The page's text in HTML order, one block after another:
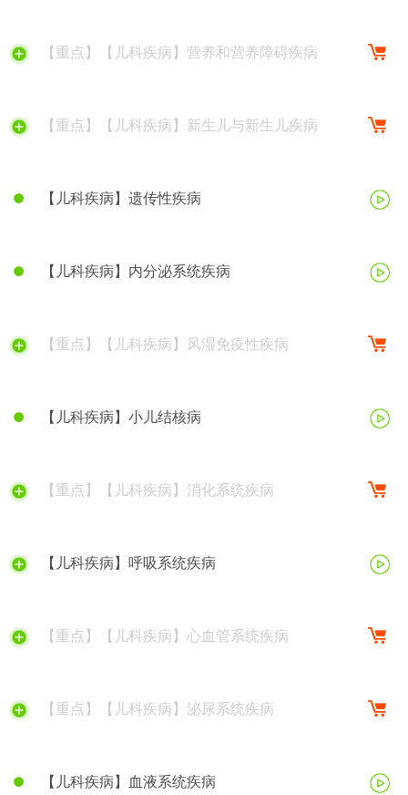
【重点】【儿科疾病】营养和营养障碍疾病
【重点】【儿科疾病】新生儿与新生儿疾病
【儿科疾病】遗传性疾病
【儿科疾病】内分泌系统疾病
【重点】【儿科疾病】风湿免疫性疾病
【儿科疾病】小儿结核病
【重点】【儿科疾病】消化系统疾病
【儿科疾病】呼吸系统疾病
【重点】【儿科疾病】心血管系统疾病
【重点】【儿科疾病】泌尿系统疾病
【儿科疾病】血液系统疾病